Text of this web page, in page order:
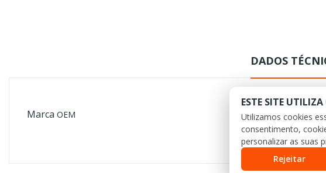
DADOS
Marca OEM
ESTE SITE UTILIZA
Utilizamos cookies
consentimento,
personalizar as suas
Rejeitar